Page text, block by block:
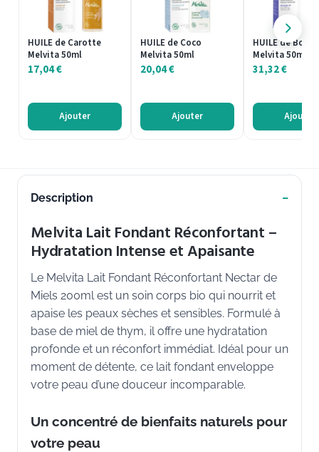
HUILE de Carotte
Melvita 50ml
17,04€
Ajouter
HUILE de Coco
Melvita 50ml
20,04€
Ajouter
HUILE de
Melvita 50ml
31,32€
Ajouter
Description
Melvita Lait Fondant Réconfortant –
Hydratation Intense et Apaisante
Le Melvita Lait Fondant Réconfortant Nectar de
Miels 200ml est un soin corps bio qui nourrit et
apaise les peaux sèches et sensibles. Formulé à
base de miel de thym, il offre une hydratation
profonde et un réconfort immédiat. Idéal pour un
moment de détente, ce lait fondant enveloppe
votre peau d’une douceur incomparable.
Un concentré de bienfaits naturels pour
votre peau